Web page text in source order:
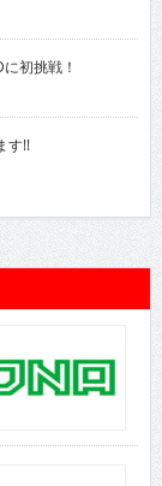
初挑戦！
す!!